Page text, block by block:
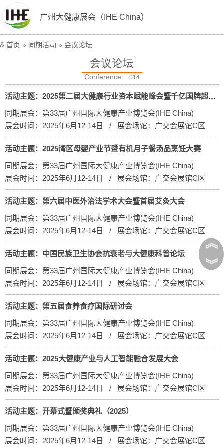
广州大健康展会（IHE China）
& 首页 » 同期活动 » 会议论坛
会议论坛
Conference 014
活动主题：2025第二届大健康行业资本赋能峰会暨千亿国牌超级陪跑计划发布会
同期展会：第33届广州国际大健康产业博览会(IHE China)
展会时间：2025年6月12-14日 / 展会场馆：广交会展馆C区
活动主题：2025湾区母婴产业节暨有机月子餐汤品烹饪大赛
同期展会：第33届广州国际大健康产业博览会(IHE China)
展会时间：2025年6月12-14日 / 展会场馆：广交会展馆C区
活动主题：第六届中医外治法学术大会暨首届艾灸大会
同期展会：第33届广州国际大健康产业博览会(IHE China)
展会时间：2025年6月12-14日 / 展会场馆：广交会展馆C区
活动主题：中国民族卫生协会抗衰老与大健康科普论坛
同期展会：第33届广州国际大健康产业博览会(IHE China)
展会时间：2025年6月12-14日 / 展会场馆：广交会展馆C区
活动主题：第五届食养食疗国际研讨会
同期展会：第33届广州国际大健康产业博览会(IHE China)
展会时间：2025年6月12-14日 / 展会场馆：广交会展馆C区
活动主题：2025大健康产业与人工智能融合发展大会
同期展会：第33届广州国际大健康产业博览会(IHE China)
展会时间：2025年6月12-14日 / 展会场馆：广交会展馆C区
活动主题：开幕式暨颁奖典礼（2025）
同期展会：第33届广州国际大健康产业博览会(IHE China)
展会时间：2025年6月12-14日 / 展会场馆：广交会展馆C区
︽
︾